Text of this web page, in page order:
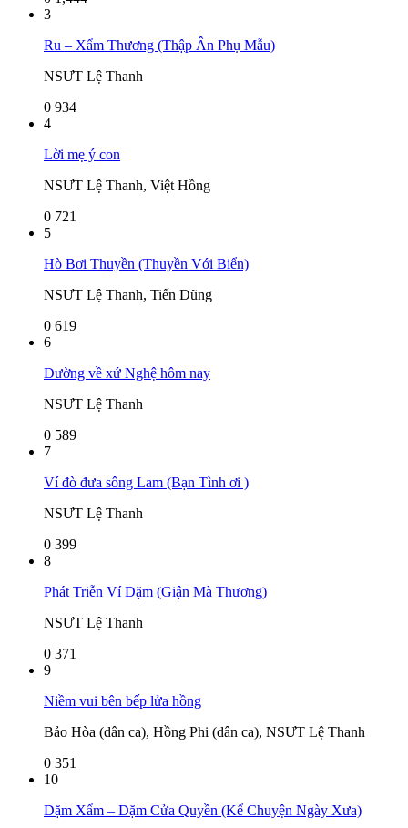
3
Ru – Xẩm Thương (Thập Ân Phụ Mẫu)
NSƯT Lệ Thanh
0 934
4
Lời mẹ ý con
NSƯT Lệ Thanh, Việt Hồng
0 721
5
Hò Bơi Thuyền (Thuyền Với Biển)
NSƯT Lệ Thanh, Tiến Dũng
0 619
6
Đường về xứ Nghệ hôm nay
NSƯT Lệ Thanh
0 589
7
Ví đò đưa sông Lam (Bạn Tình ơi )
NSƯT Lệ Thanh
0 399
8
Phát Triễn Ví Dặm (Giận Mà Thương)
NSƯT Lệ Thanh
0 371
9
Niềm vui bên bếp lửa hồng
Bảo Hòa (dân ca), Hồng Phi (dân ca), NSƯT Lệ Thanh
0 351
10
Dặm Xẩm – Dặm Cửa Quyền (Kể Chuyện Ngày Xưa)